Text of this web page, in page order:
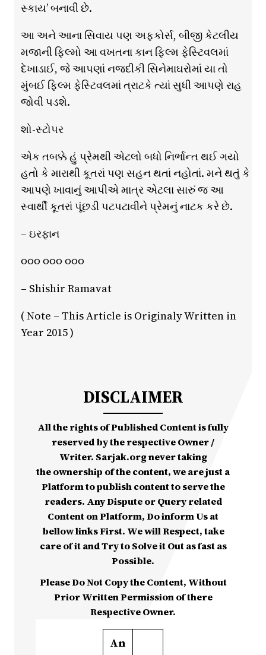
સ્કાય’ બનાવી છે.
આ અને આના સિવાય પણ અફકોર્સ, બીજી કેટલીય
મજાની ફિલ્મો આ વખતના કાન ફિલ્મ ફેસ્ટિવલમાં
દેખાડાઈ, જે આપણાં નજદીકી સિનેમાઘરોમાં યા તો
મુંબઈ ફિલ્મ ફેસ્ટિવલમાં ત્રાટકે ત્યાં સુધી આપણે રાહ
જોવી પડશે.
શો-સ્ટોપર
એક તબક્કે હું પ્રેમથી એટલો બધો નિર્ભાન્ત થઈ ગયો
હતો કે મારાથી કૂતરાં પણ સહન થતાં નહોતાં. મને થતું કે
આપણે ખાવાનું આપીએ માત્ર એટલા સારું જ આ
સ્વાર્થી કૂતરાં પૂંછડી પટપટાવીને પ્રેમનું નાટક કરે છે.
– ઇરફાન
૦૦૦ ૦૦૦ ૦૦૦
– Shishir Ramavat
( Note – This Article is Originaly Written in
Year 2015 )
DISCLAIMER
All the rights of Published Content is fully
reserved by the respective Owner /
Writer. Sarjak.org never taking
the ownership of the content, we are just a
Platform to publish content to serve the
readers. Any Dispute or Query related
Content on Platform, Do inform Us at
bellow links First. We will Respect, take
care of it and Try to Solve it Out as fast as
Possible.
Please Do Not Copy the Content, Without
Prior Written Permission of there
Respective Owner.
An